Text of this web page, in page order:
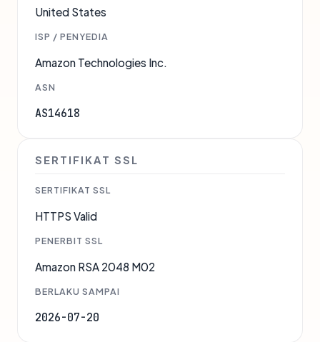
United States
ISP / PENYEDIA
Amazon Technologies Inc.
ASN
AS14618
SERTIFIKAT SSL
SERTIFIKAT SSL
HTTPS Valid
PENERBIT SSL
Amazon RSA 2048 M02
BERLAKU SAMPAI
2026-07-20